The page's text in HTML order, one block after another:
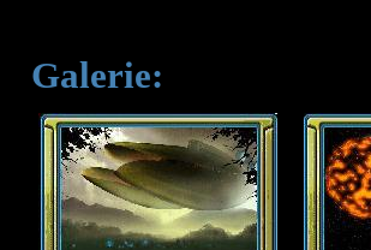
Galerie: